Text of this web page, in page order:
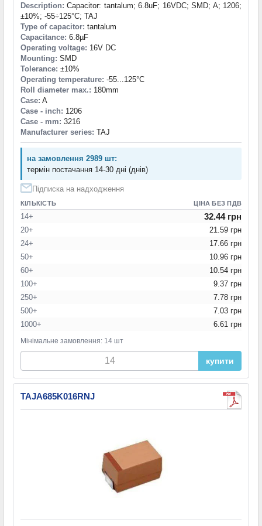
Description: Capacitor: tantalum; 6.8uF; 16VDC; SMD; A; 1206;
±10%; -55÷125°C; TAJ
Type of capacitor: tantalum
Capacitance: 6.8µF
Operating voltage: 16V DC
Mounting: SMD
Tolerance: ±10%
Operating temperature: -55...125°C
Roll diameter max.: 180mm
Case: A
Case - inch: 1206
Case - mm: 3216
Manufacturer series: TAJ
на замовлення 2989 шт:
термін постачання 14-30 дні (днів)
Підписка на надходження
КІЛЬКІСТЬ ЦІНА БЕЗ ПДВ
14+ 32.44 грн
20+
21.59 грн
24+
17.66 грн
50+
10.96 грн
60+
10.54 грн
100+
9.37 грн
250+
7.78 грн
500+
7.03 грн
1000+
6.61 грн
Мінімальне замовлення: 14 шт
купити
TAJA685K016RNJ